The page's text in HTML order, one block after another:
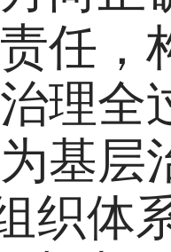
任，
理全
基层
织体